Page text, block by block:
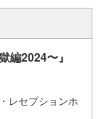
2024〜』
レセプションホ